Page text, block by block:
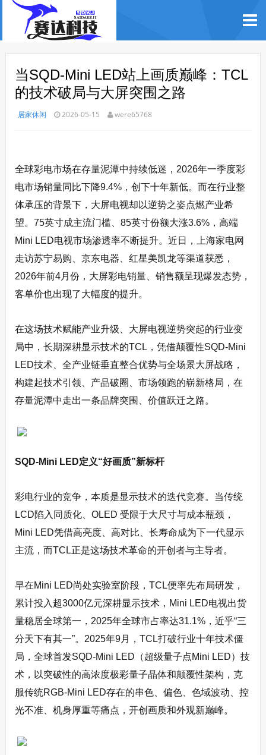
当SQD-Mini LED站上画质巅峰：TCL
的技术破局与大屏突围之路
居家休闲 2026-05-15 were65768
全球彩电市场在存量泥潭中持续低迷，2026年一季度彩
电市场销量同比下降9.4%，创下十年新低。而在行业整
体承压的背景下，大屏电视却以逆势之姿点燃产业希
望。75英寸成主流门槛、85英寸份额大涨3.6%，高端
Mini LED电视市场渗透率不断提升。近日，上海家电网
走访苏宁易购、京东电器、红星美凯龙等渠道获悉，
2026年前4月份，大屏彩电销量、销售额呈现爆发态势，
客单价也出现了大幅度的提升。
在这场技术赋能产业升级、大屏电视逆势突起的行业变
局中，长期深耕显示技术的TCL，凭借颠覆性SQD-Mini
LED技术、全产业链垂直整合优势与全场景大屏战略，
构建起技术引领、产品破圈、市场领跑的崭新格局，在
存量泥潭中走出一条品牌突围、价值跃迁之路。
SQD-Mini LED定义“好画质”新标杆
彩电行业的竞争，本质是显示技术的迭代竞赛。当传统
LCD陷入同质化、OLED 受限于大尺寸与成本瓶颈，
Mini LED凭借高亮度、高对比、长寿命成为下一代显示
主流，而TCL正是这场技术革命的开创者与主导者。
早在Mini LED尚处实验室阶段，TCL便率先布局研发，
累计投入超3000亿元深耕显示技术，Mini LED电视出货
量稳居全球第一，2025年全球市占率达31.1%，近乎“三
分天下有其一”。2025年9月，TCL打破行业十年技术僵
局，全球首发SQD-Mini LED（超级量子点Mini LED）技
术，以突破性的高浓度极彩量子晶体和颠覆性架构，克
服传统RGB-Mini LED存在的串色、偏色、色域波动、控
光不准、机身厚重等痛点，开创画质和外观新巅峰。